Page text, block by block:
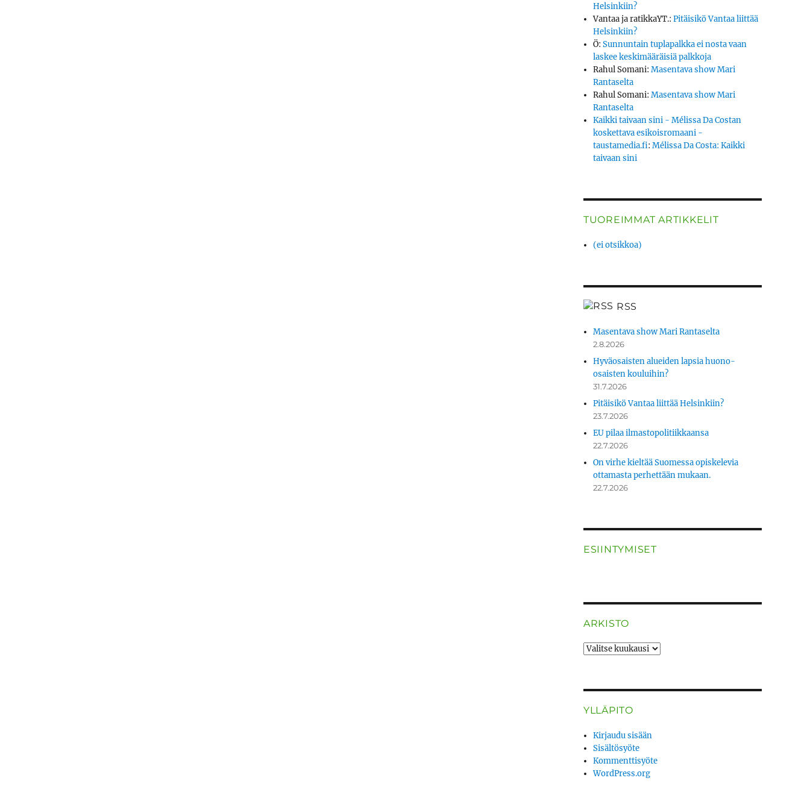
Helsinkiin?
Vantaa ja ratikkaYT.:Pitäisikö Vantaa liittää
Helsinkiin?
Ö:Sunnuntain tuplapalkka ei nosta vaan
laskee keskimääräisiä palkkoja
Rahul Somani:Masentava show Mari
Rantaselta
Rahul Somani:Masentava show Mari
Rantaselta
Kaikki taivaan sini - Mélissa Da Costan
koskettava esikoisromaani -
taustamedia.fi:Mélissa Da Costa: Kaikki
taivaan sini
TUOREIMMAT ARTIKKELIT
(ei otsikkoa)
RSS
Masentava show Mari Rantaselta
2.8.2026
Hyväosaisten alueiden lapsia huono-
osaisten kouluihin?
31.7.2026
Pitäisikö Vantaa liittää Helsinkiin?
23.7.2026
EU pilaa ilmastopolitiikkaansa
22.7.2026
On virhe kieltää Suomessa opiskelevia
ottamasta perhettään mukaan.
22.7.2026
ESIINTYMISET
ARKISTO
ARKISTO
YLLÄPITO
Kirjaudu sisään
Sisältösyöte
Kommenttisyöte
WordPress.org